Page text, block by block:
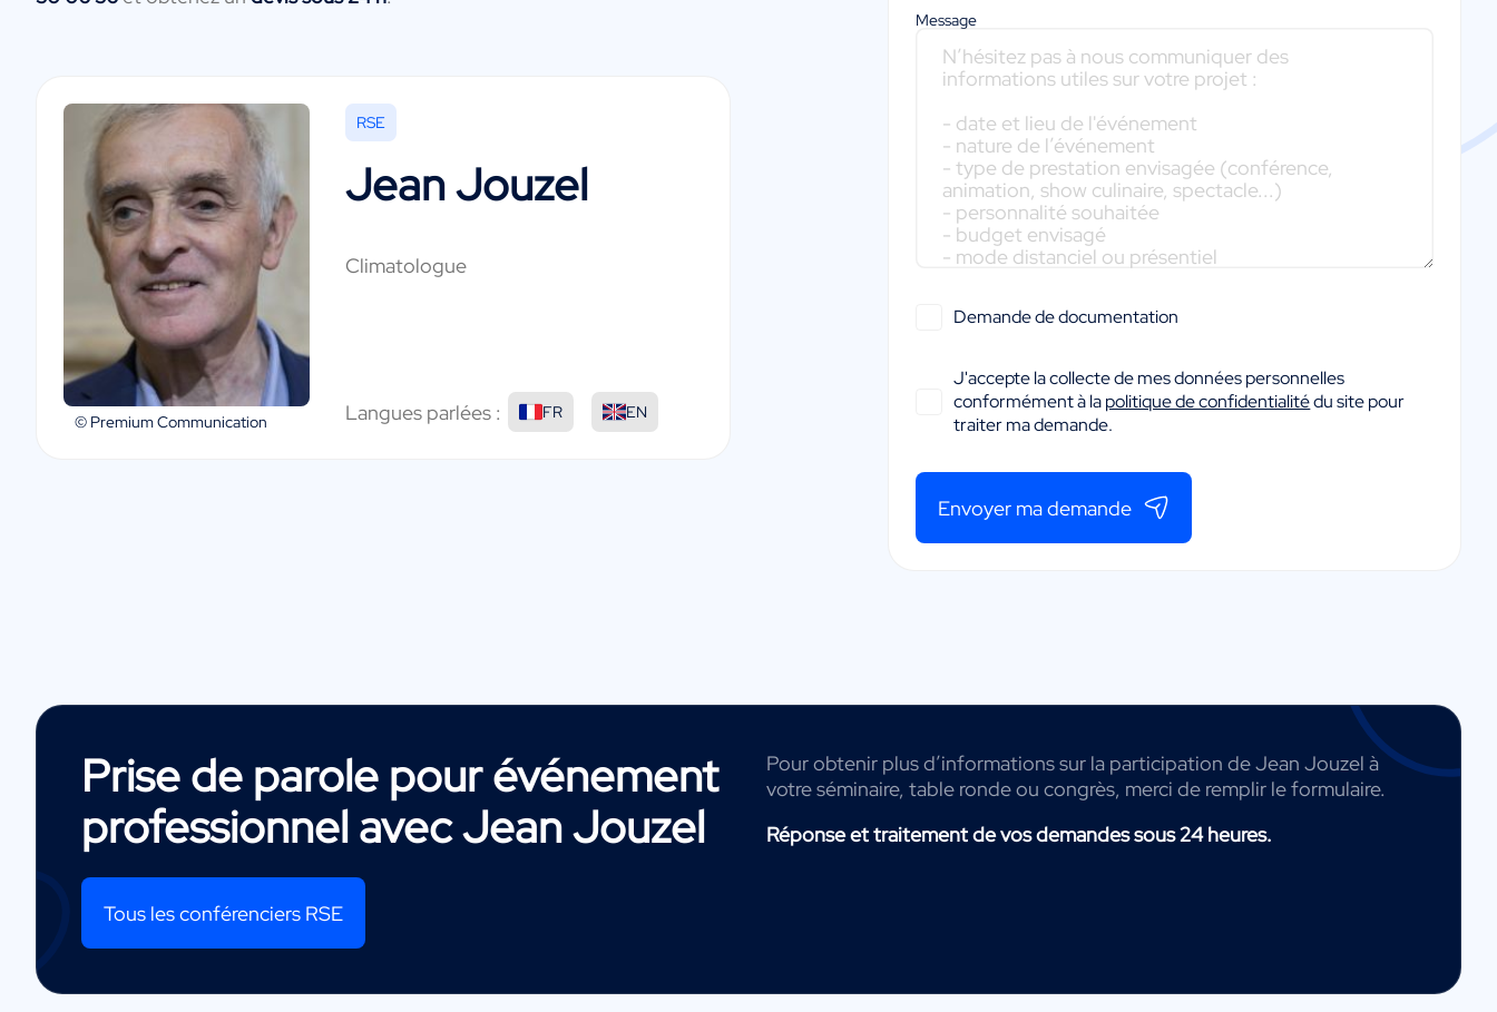
© Premium Communication
RSE
Jean Jouzel
Climatologue
Langues parlées : FR EN
Message
Demande de documentation
J'accepte la collecte de mes données personnelles
conformément à lapolitique de confidentialitédu site pour
traiter ma demande.
Envoyer ma demande
Prise de parole pour événement
professionnel avecJean Jouzel
Tous les conférenciers RSE
Pour obtenir plus d’informations sur la participation de Jean Jouzel à
votre séminaire, table ronde ou congrès, merci de remplir le formulaire.
Réponse et traitement de vos demandes sous 24 heures.